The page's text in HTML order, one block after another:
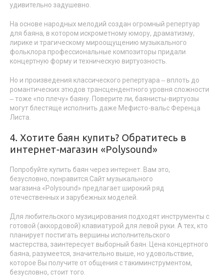
удивительно задушевно.
На основе народных мелодий создан огромный репертуар
для баяна, в котором искрометному юмору, драматизму,
лирике и трагическому мироощущению музыкального
фольклора профессиональные композиторы придали
концертную форму и техническую виртуозность.
Но и произведения классического репертуара ‒ вплоть до
романтических этюдов трансцендентного уровня сложности
‒ тоже «по плечу» баяну. Поверите ли, баянисты-виртуозы
могут блестяще исполнить даже Мефисто-вальс Ференца
Листа.
4. Хотите баян купить? Обратитесь в
интернет-магазин «Polysound»
Попробуйте купить баян через интернет. Вам это,
безусловно, понравится.Сайт музыкального
магазина «Polysound» предлагает широкий ряд
отечественных и зарубежных моделей.
Для любительского музицирования подходят инструменты с
готовой (аккордовой) клавиатурой для левой руки. А тех, кто
планирует постигать вершины исполнительского
мастерства, заинтересует выборный баян. Цена концертного
баяна, разумеется, значительно выше, но удовольствие,
которое Вы получите от общения с такиминструментом,
безусловно, стоит того.